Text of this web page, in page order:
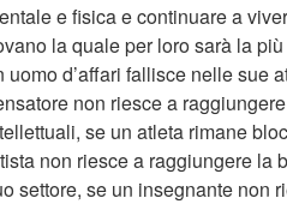
e fisica e continuare a
la quale per loro sarà la
uomo d’affari fallisce nelle sue
non riesce a
se un atleta rimane
non riesce a raggiungere la
settore, se un insegnante non